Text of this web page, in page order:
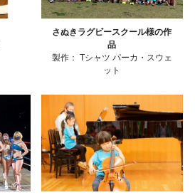
さぬきラグビースクール様の作
品
製作： Tシャツ パーカ・スウェ
ット